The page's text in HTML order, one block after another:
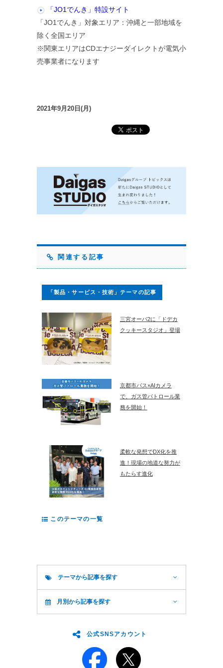
「JO1でんき」特設サイト
「JO1でんき」対象エリア：沖縄と一部地域を
除く全国エリア
※関東エリアはCDエナジーダイレクトが電気小
売事業者になります
2021年9月20日(月)
関連する記事
「製品・サービス・技術」テーマの記事
三宮オーパ2に「ドデカ
クッキースタジオ」登場
京都市バス×AIカメラ
で、ガス管パトロール業
務を開始！
柔軟な発想でDX化を推
進！現場の地道な努力が
もたらす進化
このテーマの一覧
テーマから記事を探す
月別から記事を探す
公式SNSアカウント